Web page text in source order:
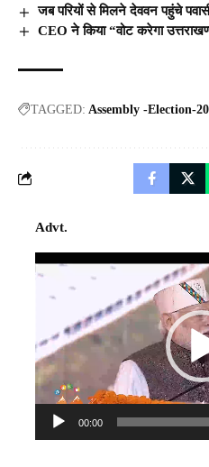
जब परियों से मिलने देववन पहुंचे
CEO ने किया “वोट करेगा
TAGGED: Assembly -Election-
Advt.
Video
00:00